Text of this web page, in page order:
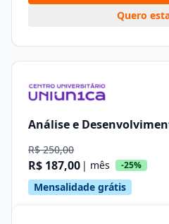
Quero
Análise e
R$ 250,00
R$ 187,00 | mês -25%
Mensalidade grátis